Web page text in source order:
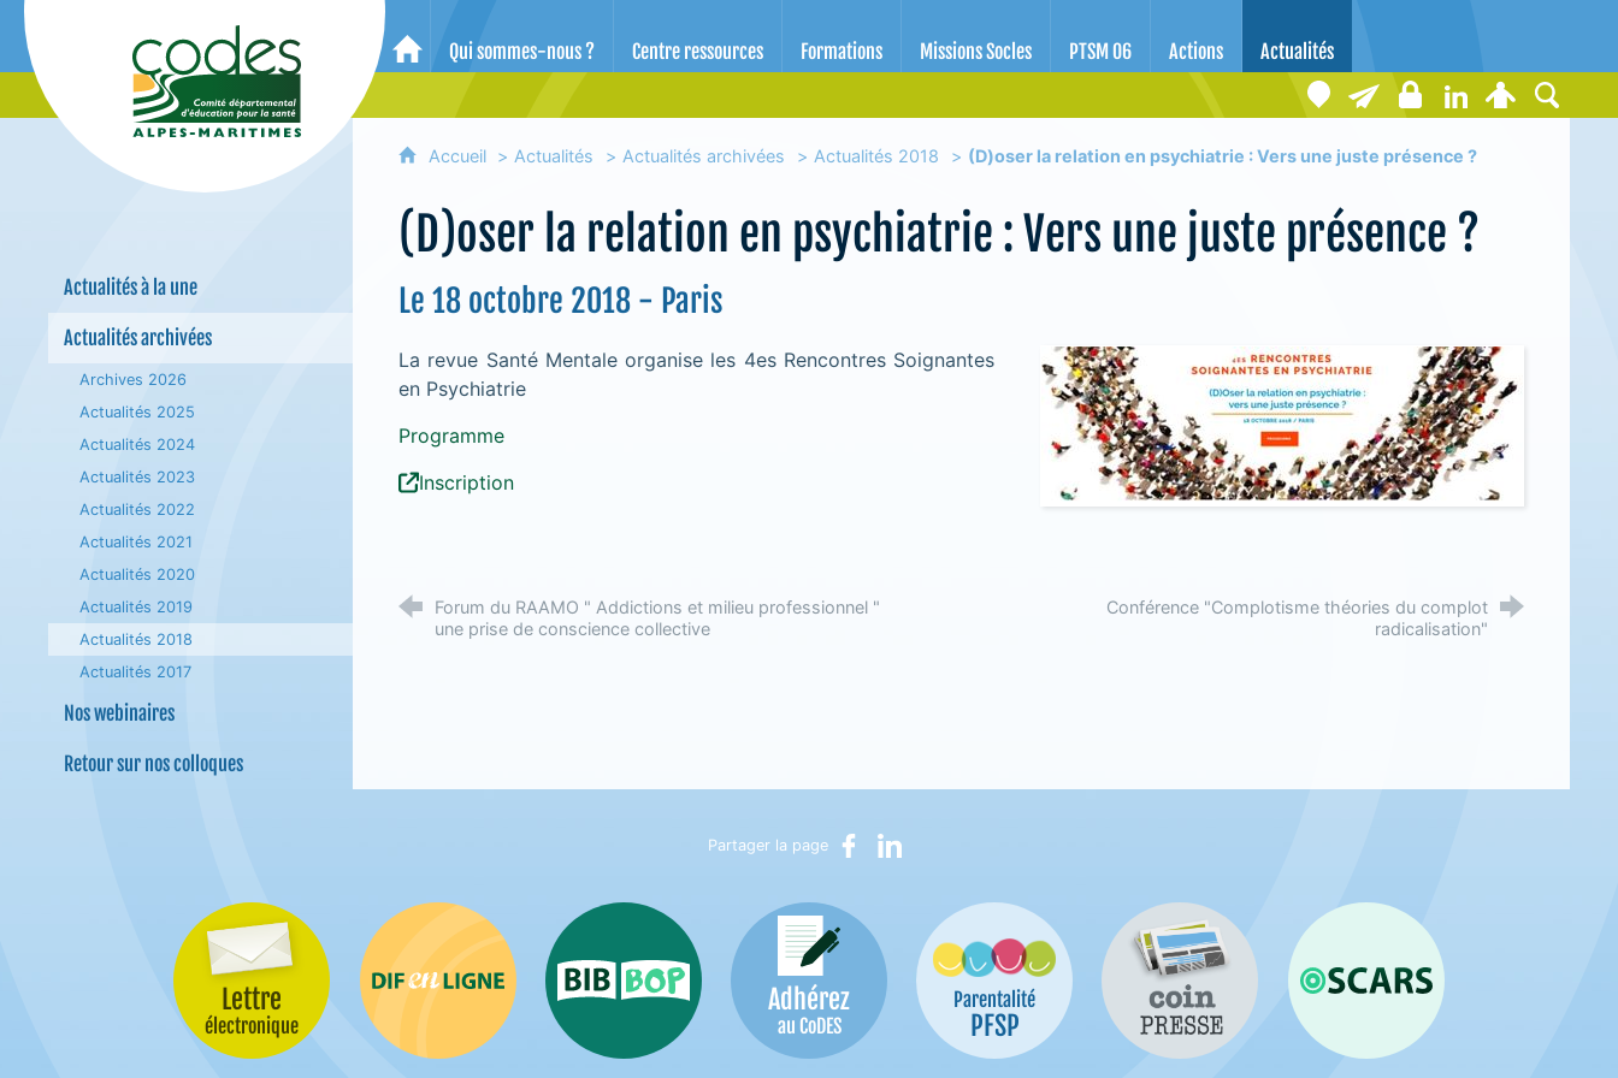
CoDES 06 - Comité départemental d'éducation pour la santé des Alpes-Maritimes
Accueil
Qui sommes-nous ? Centre ressources Formations Missions Socles PTSM 06 Actions Actualités
Actualités à la une
Actualités archivées
Archives 2026
Actualités 2025
Actualités 2024
Actualités 2023
Actualités 2022
Actualités 2021
Actualités 2020
Actualités 2019
Actualités 2018
Actualités 2017
Nos webinaires
Retour sur nos colloques
Accueil Actualités Actualités archivées Actualités 2018 (D)oser la relation en psychiatrie : Vers une juste présence ?
(D)oser la relation en psychiatrie : Vers une juste présence ?
Le 18 octobre 2018 - Paris
La revue Santé Mentale organise les 4es Rencontres Soignantes
en Psychiatrie
Programme
Inscription
Forum du RAAMO " Addictions et milieu professionnel "
une prise de conscience collective
Conférence "Complotisme théories du complot
radicalisation"
Partager la page Partager sur Facebook
Partager sur LinkedIn
Lettre
électronique
Difenligne Bib-Bop Adhérez
au CoDES
Parentalité
PFSP
Coin presse OSCARS